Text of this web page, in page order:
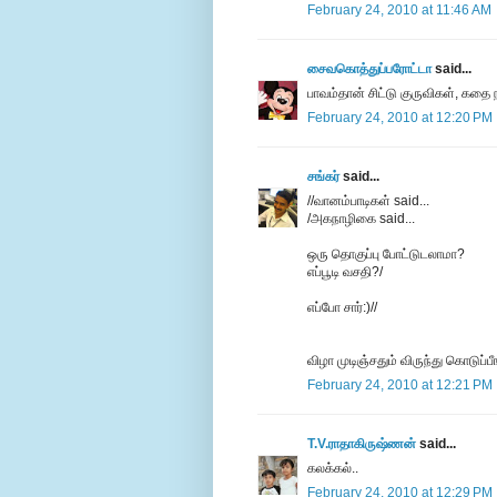
February 24, 2010 at 11:46 AM
சைவகொத்துப்பரோட்டாsaid...
பாவம்தான் சிட்டு குருவிகள்,
February 24, 2010 at 12:20 PM
சங்கர்said...
//வானம்பாடிகள் said...
/அகநாழிகை said...
ஒரு தொகுப்பு போட்டுடலாமா?
எப்பூடி வசதி?/
எப்போ சார்:)//
விழா முடிஞ்சதும் விருந்து
February 24, 2010 at 12:21 PM
T.V.ராதாகிருஷ்ணன் said...
கலக்கல்..
February 24, 2010 at 12:29 PM